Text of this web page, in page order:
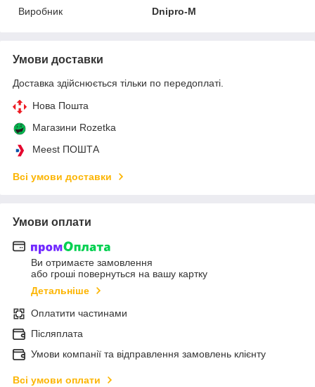
Виробник
Dnipro-M
Умови доставки
Доставка здійснюється тільки по передоплаті.
Нова Пошта
Магазини Rozetka
Meest ПОШТА
Всі умови доставки
Умови оплати
Ви отримаєте замовлення
або гроші повернуться на вашу картку
Детальніше
Оплатити частинами
Післяплата
Умови компанії та відправлення замовлень клієнту
Всі умови оплати